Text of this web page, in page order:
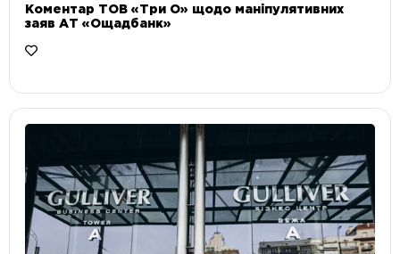
Коментар ТОВ «Три О» щодо маніпулятивних
заяв АТ «Ощадбанк»